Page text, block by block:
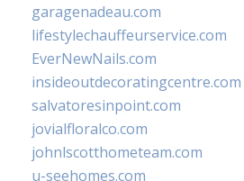
garagenadeau.com
lifestylechauffeurservice.com
EverNewNails.com
insideoutdecoratingcentre.com
salvatoresinpoint.com
jovialfloralco.com
johnlscotthometeam.com
u-seehomes.com